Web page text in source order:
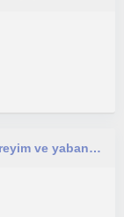
Kore dili ve edebiyatı 2. sınıfı bitirmek üzereyim ve yabancı dil öğrenmeyi seven kişilerle çalışmak benim hedefim.